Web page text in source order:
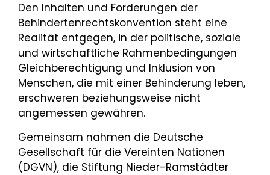
Den Inhalten und Forderungen der
Behindertenrechtskonvention steht eine
Realität entgegen, in der politische, soziale
und wirtschaftliche Rahmenbedingungen
Gleichberechtigung und Inklusion von
Menschen, die mit einer Behinderung leben,
erschweren beziehungsweise nicht
angemessen gewähren.
Gemeinsam nahmen die Deutsche
Gesellschaft für die Vereinten Nationen
(DGVN), die Stiftung Nieder-Ramstädter